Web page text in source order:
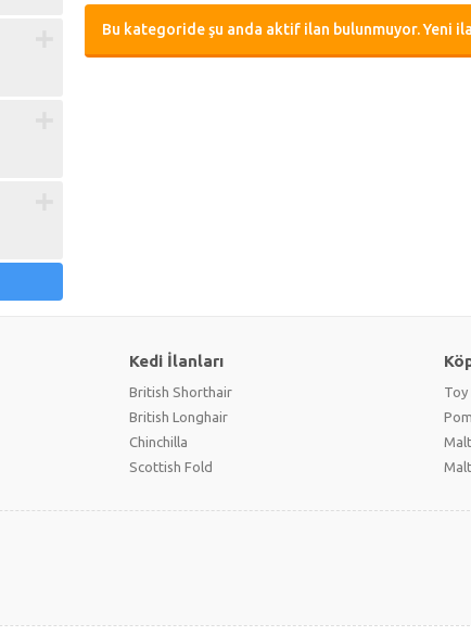
Bu kategoride şu anda aktif ilan bulunmuyor. Yeni
Kedi İlanları
British Shorthair
British Longhair
Chinchilla
Scottish Fold
Toy